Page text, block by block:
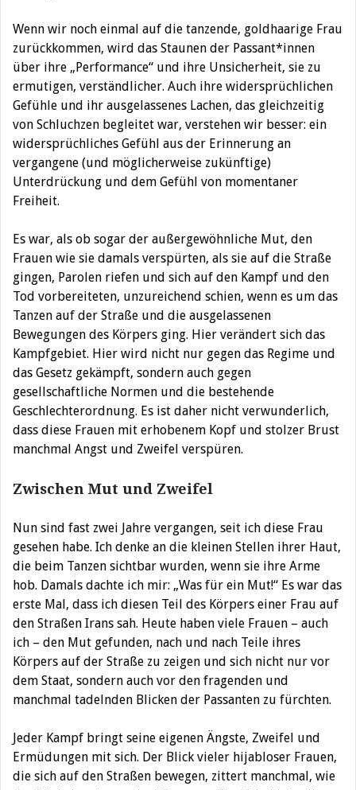
Wenn wir noch einmal auf die tanzende, goldhaarige Frau
zurückkommen, wird das Staunen der Passant*innen
über ihre „Performance“ und ihre Unsicherheit, sie zu
ermutigen, verständlicher. Auch ihre widersprüchlichen
Gefühle und ihr ausgelassenes Lachen, das gleichzeitig
von Schluchzen begleitet war, verstehen wir besser: ein
widersprüchliches Gefühl aus der Erinnerung an
vergangene (und möglicherweise zukünftige)
Unterdrückung und dem Gefühl von momentaner
Freiheit.
Es war, als ob sogar der außergewöhnliche Mut, den
Frauen wie sie damals verspürten, als sie auf die Straße
gingen, Parolen riefen und sich auf den Kampf und den
Tod vorbereiteten, unzureichend schien, wenn es um das
Tanzen auf der Straße und die ausgelassenen
Bewegungen des Körpers ging. Hier verändert sich das
Kampfgebiet. Hier wird nicht nur gegen das Regime und
das Gesetz gekämpft, sondern auch gegen
gesellschaftliche Normen und die bestehende
Geschlechterordnung. Es ist daher nicht verwunderlich,
dass diese Frauen mit erhobenem Kopf und stolzer Brust
manchmal Angst und Zweifel verspüren.
Zwischen Mut und Zweifel
Nun sind fast zwei Jahre vergangen, seit ich diese Frau
gesehen habe. Ich denke an die kleinen Stellen ihrer Haut,
die beim Tanzen sichtbar wurden, wenn sie ihre Arme
hob. Damals dachte ich mir: „Was für ein Mut!“ Es war das
erste Mal, dass ich diesen Teil des Körpers einer Frau auf
den Straßen Irans sah. Heute haben viele Frauen – auch
ich – den Mut gefunden, nach und nach Teile ihres
Körpers auf der Straße zu zeigen und sich nicht nur vor
dem Staat, sondern auch vor den fragenden und
manchmal tadelnden Blicken der Passanten zu fürchten.
Jeder Kampf bringt seine eigenen Ängste, Zweifel und
Ermüdungen mit sich. Der Blick vieler hijabloser Frauen,
die sich auf den Straßen bewegen, zittert manchmal, wie